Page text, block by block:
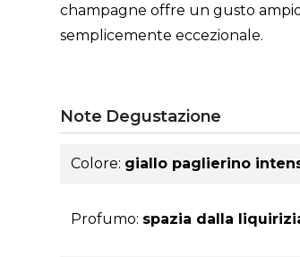
champagne offre un gusto
semplicemente eccezionale.
Note Degustazione
Colore: giallo paglierino
Profumo: spazia dalla